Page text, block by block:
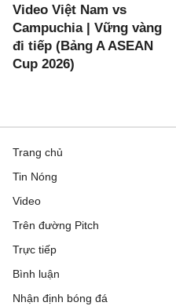
Video Việt Nam vs
Campuchia | Vững vàng
đi tiếp (Bảng A ASEAN
Cup 2026)
Trang chủ
Tin Nóng
Video
Trên đường Pitch
Trực tiếp
Bình luận
Nhận định bóng đá